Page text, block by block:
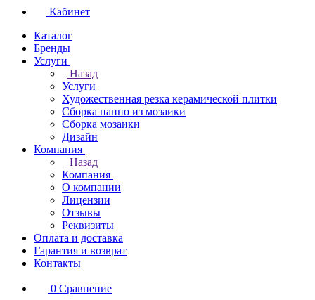
Кабинет
Каталог
Бренды
Услуги
Назад
Услуги
Художественная резка керамической плитки
Сборка панно из мозаики
Сборка мозаики
Дизайн
Компания
Назад
Компания
О компании
Лицензии
Отзывы
Реквизиты
Оплата и доставка
Гарантия и возврат
Контакты
0 Сравнение